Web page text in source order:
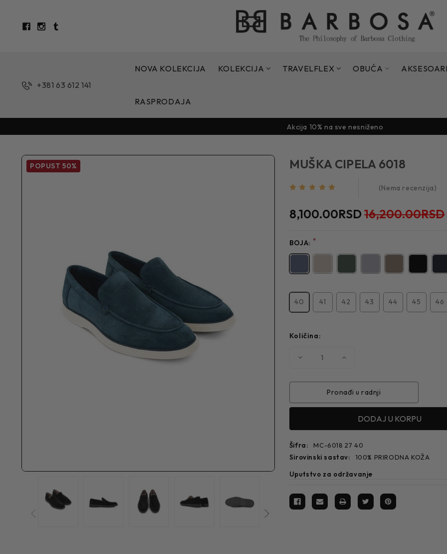
+381 63 612 141
NOVA KOLEKCIJA KOLEKCIJA TRAVELFLEX OBUĆA AKSESOARI
RASPRODAJA
Akcija 10% na sve nesniženo
Sezonsko sniženje do 70% - 15.07. - 11.09.2026.
Sezonsko sniženje do 70% - 15.07. - 11.09.2026.
POPUST50% MUŠKA CIPELA 6018
(Nema recenzija)
8,100.00RSD 16,200.00RSD
BOJA: *
40 41 42 43 44 45 46
Količina:
Smanjite
6018
Povećajte
6018
Pronađi u radnji
Šifra:
MC-6018 27 40
sirovinski sastav:
100% PRIRODNA KOŽA
Uputstvo za održavanje